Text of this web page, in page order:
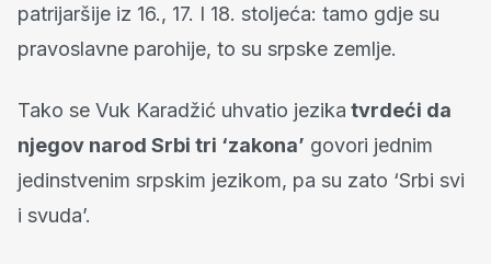
patrijaršije iz 16., 17. I 18. stoljeća: tamo gdje su
pravoslavne parohije, to su srpske zemlje.
Tako se Vuk Karadžić uhvatio jezika tvrdeći da
njegov narod Srbi tri ‘zakona’ govori jednim
jedinstvenim srpskim jezikom, pa su zato ‘Srbi svi
i svuda’.